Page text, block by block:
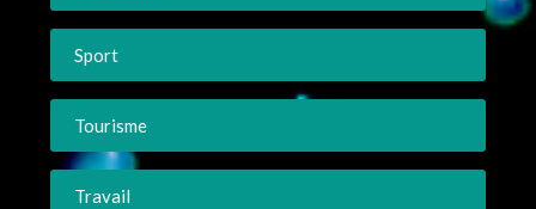
Sport
Tourisme
Travail